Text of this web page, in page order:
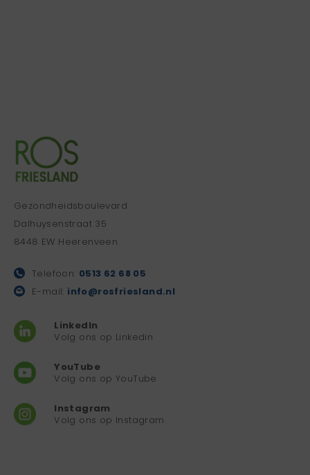
Gezondheidsboulevard
Dalhuysenstraat 35
8448 EW Heerenveen
Telefoon: 0513 62 68 05
E-mail: info@rosfriesland.nl
LinkedIn
Volg ons op Linkedin
YouTube
Volg ons op YouTube
Instagram
Volg ons op Instagram